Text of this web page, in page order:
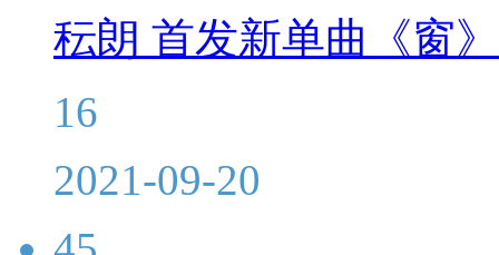
秐朗 首发新单曲《窗
16
2021-09-20